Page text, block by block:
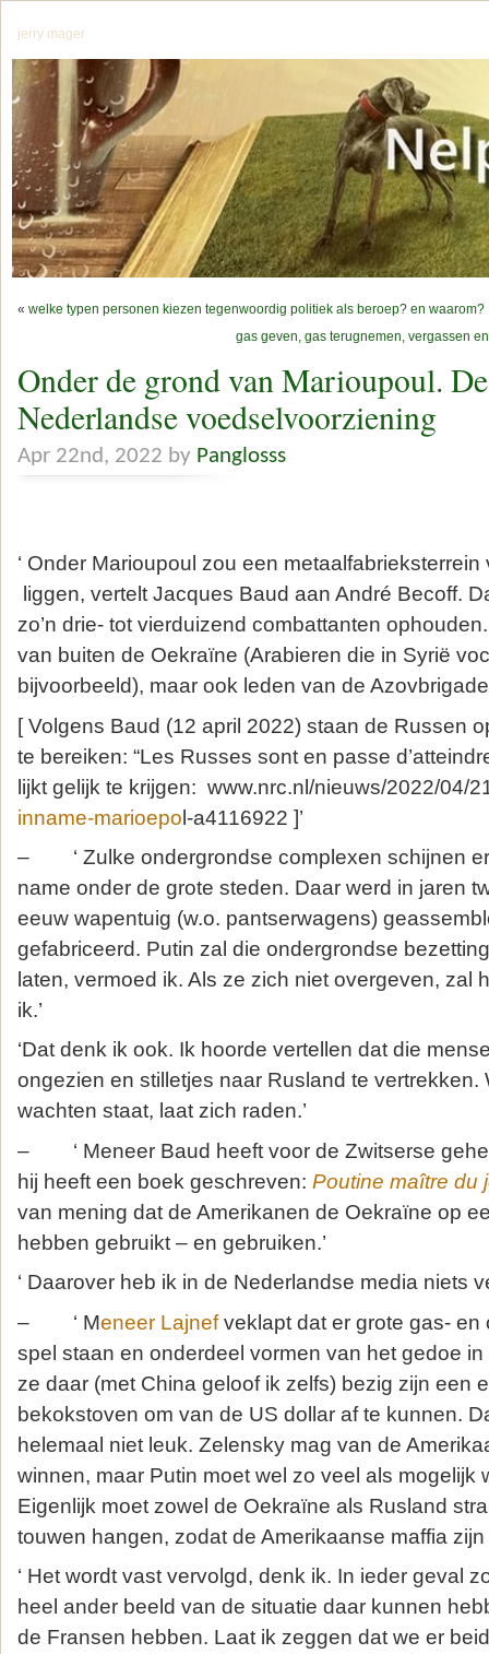
jerry mager
« welke typen personen kiezen tegenwoordig politiek als beroep? en waarom?
gas geven, gas terugnemen, vergassen
Onder de grond van Marioupoul.
Nederlandse voedselvoorziening
Apr 22nd, 2022 by Panglosss
‘ Onder Marioupoul zou een metaalfabrieksterrein
liggen, vertelt Jacques Baud aan André Becoff.
zo’n drie- tot vierduizend combattanten
van buiten de Oekraïne (Arabieren die in Syrië
bijvoorbeeld), maar ook leden van de
[ Volgens Baud (12 april 2022) staan de Russen
te bereiken: “Les Russes sont en passe
lijkt gelijk te krijgen: www.nrc.nl/nieuws/2022/04/
inname-marioepol-a4116922 ]’
– ‘ Zulke ondergrondse complexen schijnen er
name onder de grote steden. Daar werd in jaren
eeuw wapentuig (w.o. pantserwagens)
gefabriceerd. Putin zal die ondergrondse
laten, vermoed ik. Als ze zich niet overgeven, zal
ik.’
‘Dat denk ik ook. Ik hoorde vertellen dat die
ongezien en stilletjes naar Rusland te vertrekken.
wachten staat, laat zich raden.’
– ‘ Meneer Baud heeft voor de Zwitserse
hij heeft een boek geschreven: Poutine maître du
van mening dat de Amerikanen de Oekraïne op
hebben gebruikt – en gebruiken.’
‘ Daarover heb ik in de Nederlandse media niets
– ‘ Meneer Lajnefveklapt dat er grote gas- en
spel staan en onderdeel vormen van het gedoe
ze daar (met China geloof ik zelfs) bezig zijn een
bekokstoven om van de US dollar af te kunnen.
helemaal niet leuk. Zelensky mag van de
winnen, maar Putin moet wel zo veel als mogelijk
Eigenlijk moet zowel de Oekraïne als Rusland
touwen hangen, zodat de Amerikaanse maffia zijn
‘ Het wordt vast vervolgd, denk ik. In ieder geval
heel ander beeld van de situatie daar kunnen
de Fransen hebben. Laat ik zeggen dat we er